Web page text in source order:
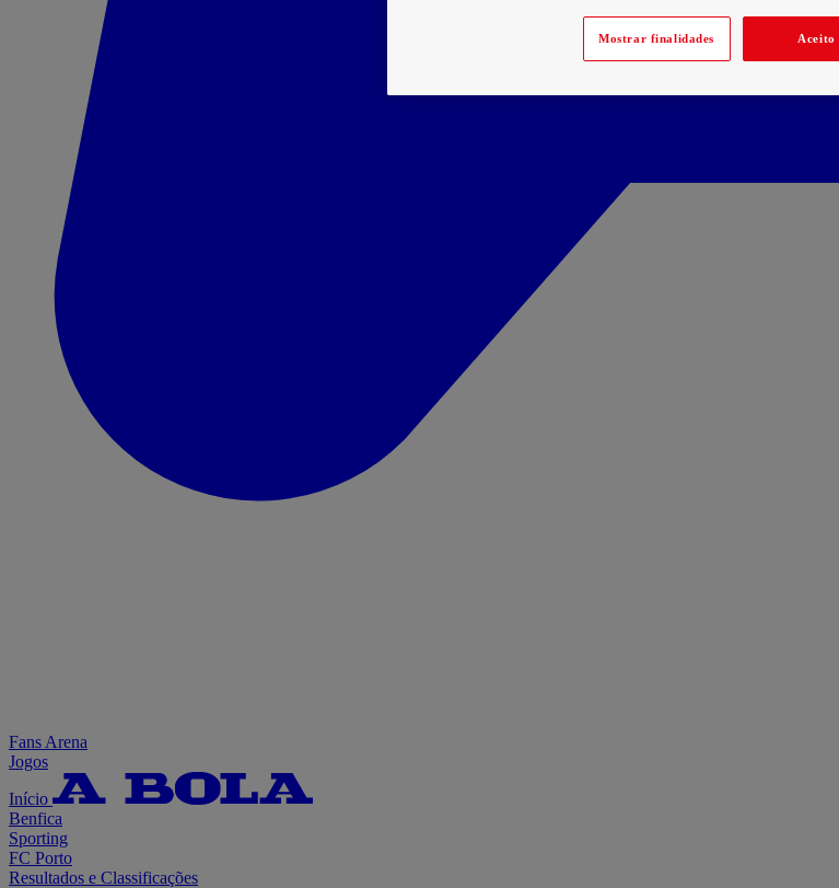
Fans Arena
Jogos
Início
Benfica
Sporting
FC Porto
Resultados e Classificações
Mostrar finalidades Aceito